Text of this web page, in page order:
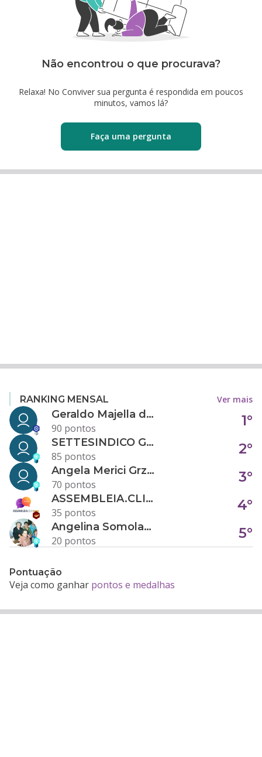
Não encontrou o que procurava?
Relaxa! No Conviver sua pergunta é respondida em poucos
minutos, vamos lá?
Faça uma pergunta
RANKING MENSAL Ver mais
Geraldo Majella da Silva
90 pontos
1°
SETTESINDICO GOVERNANÇA CONDOMINIAL
85 pontos
2°
Angela Merici Grzybowski
70 pontos
3°
ASSEMBLEIA.CLICK
35 pontos
4°
Angelina Somolanji R. Oliveira
20 pontos
5°
Pontuação
Veja como ganhar pontos e medalhas